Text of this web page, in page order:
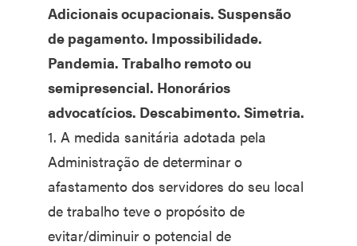
Adicionais ocupacionais. Suspensão
de pagamento. Impossibilidade.
Pandemia. Trabalho remoto ou
semipresencial. Honorários
advocatícios. Descabimento. Simetria.
1. A medida sanitária adotada pela
Administração de determinar o
afastamento dos servidores do seu local
de trabalho teve o propósito de
evitar/diminuir o potencial de